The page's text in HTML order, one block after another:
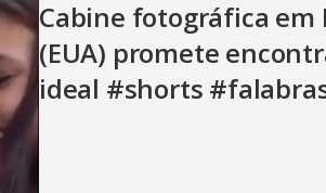
e
o
Cabine fotográfica em
(EUA) promete
ideal #shorts